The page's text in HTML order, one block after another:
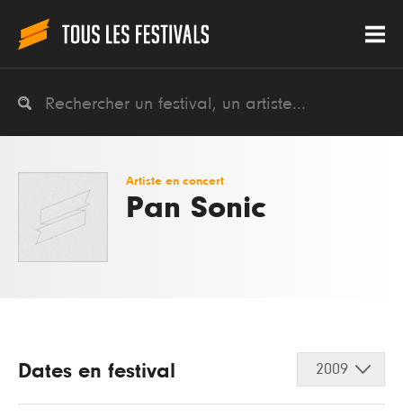
Artiste en concert
Pan Sonic
Dates en festival 2009